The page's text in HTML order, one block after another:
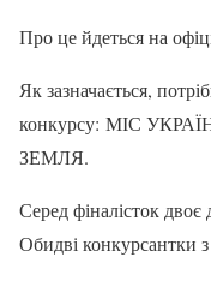
Про це йдеться на
Як зазначається,
конкурсу: МІС
ЗЕМЛЯ.
Серед фіналісток двоє
Обидві конкурсантки